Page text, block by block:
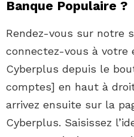
Banque Populaire ?
Rendez-vous sur notre
connectez-vous à votre
Cyberplus depuis le
comptes] en haut à
arrivez ensuite sur la
Cyberplus. Saisissez